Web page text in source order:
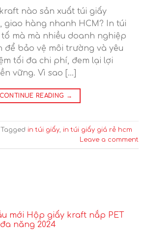
nào sản xuất túi giấy
giao hàng nhanh HCM? In túi
mà mà nhiều doanh nghiệp
để bảo vệ môi trường và yêu
tối đa chi phí, đem lại lợi
vững. Vì sao […]
CONTINUE READING →
Tagged in túi giấy in túi giấy giá rẻ hcm
Leave a comment
mới Hộp giấy kraft nắp PET
năng 2024